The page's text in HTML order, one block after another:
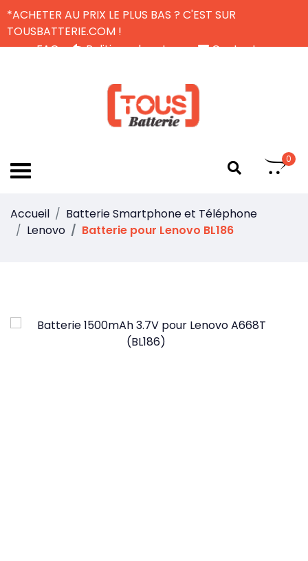
*ACHETER AU PRIX LE PLUS BAS ? C'EST SUR
TOUSBATTERIE.COM !
FAQ
Politique de retour
Contactez-nous
0
Accueil
Batterie Smartphone et Téléphone
Lenovo
Batterie pour Lenovo BL186